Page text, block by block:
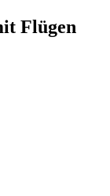
Flügen